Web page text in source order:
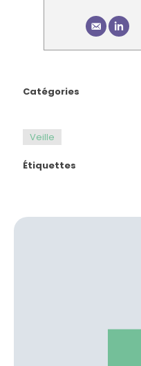
Catégories
Veille
Étiquettes